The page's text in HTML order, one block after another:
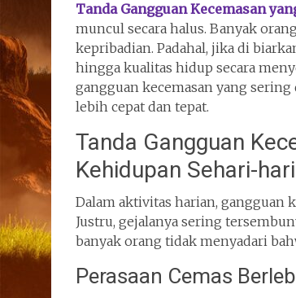
Tanda Gangguan Kecemasan
muncul secara halus. Banyak
kepribadian. Padahal, jika di
hingga kualitas hidup secara
gangguan kecemasan yang
lebih cepat dan tepat.
Tanda Gangguan
Kehidupan Sehari-hari
Dalam aktivitas harian, gangguan
Justru, gejalanya sering
banyak orang tidak menyadari
Perasaan Cemas